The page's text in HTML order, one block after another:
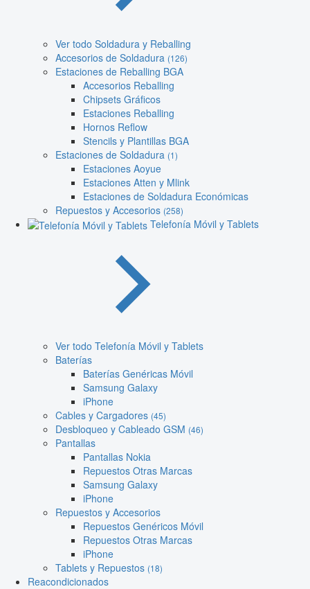
Ver todo Soldadura y Reballing
Accesorios de Soldadura (126)
Estaciones de Reballing BGA
Accesorios Reballing
Chipsets Gráficos
Estaciones Reballing
Hornos Reflow
Stencils y Plantillas BGA
Estaciones de Soldadura (1)
Estaciones Aoyue
Estaciones Atten y Mlink
Estaciones de Soldadura Económicas
Repuestos y Accesorios (258)
Telefonía Móvil y Tablets
Ver todo Telefonía Móvil y Tablets
Baterías
Baterías Genéricas Móvil
Samsung Galaxy
iPhone
Cables y Cargadores (45)
Desbloqueo y Cableado GSM (46)
Pantallas
Pantallas Nokia
Repuestos Otras Marcas
Samsung Galaxy
iPhone
Repuestos y Accesorios
Repuestos Genéricos Móvil
Repuestos Otras Marcas
iPhone
Tablets y Repuestos (18)
Reacondicionados